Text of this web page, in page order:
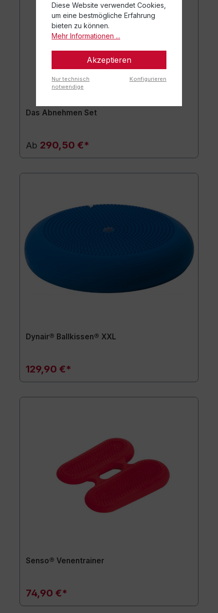
Das Abnehmen Set
Ab 290,50 €*
Dynair® Ballkissen® XXL
129,90 €*
Senso® Venentrainer
74,90 €*
Diese Website verwendet Cookies,
um eine bestmögliche Erfahrung
bieten zu können.
Mehr Informationen ...
Akzeptieren
Nur technisch
notwendige
Konfigurieren